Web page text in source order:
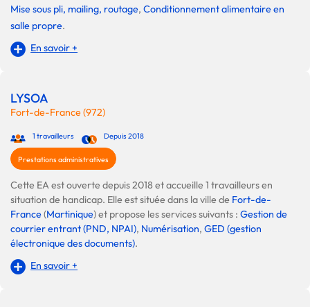
Mise sous pli, mailing, routage, Conditionnement alimentaire en
salle propre.
En savoir +
LYSOA
Fort-de-France (972)
1 travailleurs Depuis 2018
Prestations administratives
Cette EA est ouverte depuis 2018 et accueille 1 travailleurs en
situation de handicap. Elle est située dans la ville de Fort-de-
France(Martinique) et propose les services suivants : Gestion de
courrier entrant (PND, NPAI), Numérisation, GED (gestion
électronique des documents).
En savoir +